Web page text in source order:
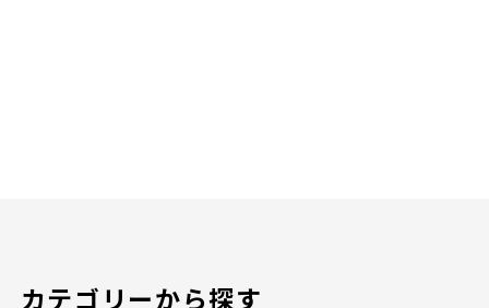
カテゴリーから探す